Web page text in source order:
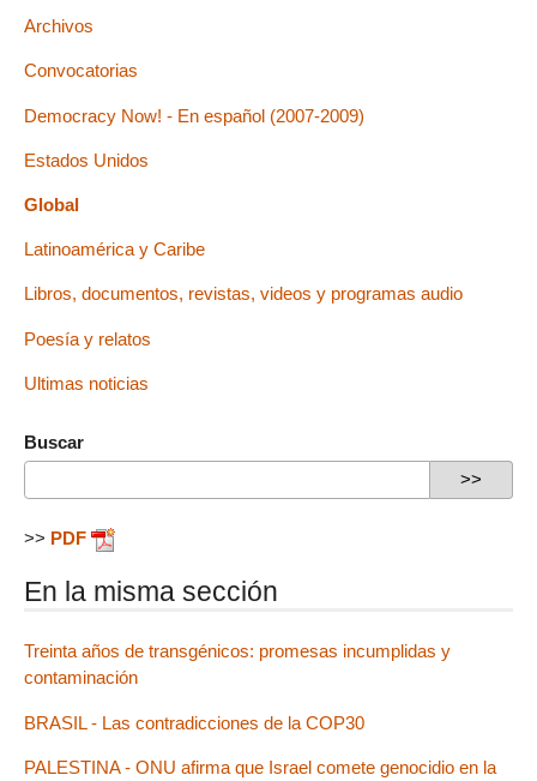
Archivos
Convocatorias
Democracy Now! - En español (2007-2009)
Estados Unidos
Global
Latinoamérica y Caribe
Libros, documentos, revistas, videos y programas audio
Poesía y relatos
Ultimas noticias
Buscar
>> PDF
En la misma sección
Treinta años de transgénicos: promesas incumplidas y
contaminación
BRASIL - Las contradicciones de la COP30
PALESTINA - ONU afirma que Israel comete genocidio en la